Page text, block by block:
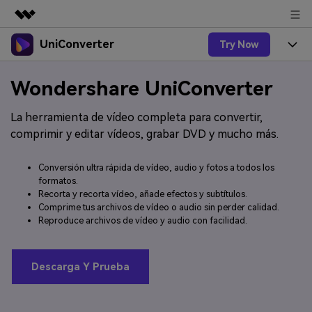
Productos destacados
Utilidades
Empresas
Quiénes somos
Tienda
Soporte
UniConverter Try Now
Productos
UniConverter-Convertidor de Video
UniConverter para Windows
UniConverter para Mac
Convertidor de video gratuito
AniSmall para Desktop
Características
Convertir con precisión de voz a
Nuevo
Convertidor de Video
inteligentes.
Popular
Donde hay deporte, está
UniConverter
Nuevo
Ofertas Educativas
Ayuda
Actualizar a VC17
COMPRAR
Wondershare UniConverter
La herramienta de vídeo completa para convertir,
comprimir y editar vídeos, grabar DVD y mucho más.
Conversión ultra rápida de vídeo, audio y fotos a todos los
formatos.
Recorta y recorta vídeo, añade efectos y subtítulos.
Comprime tus archivos de vídeo o audio sin perder calidad.
Reproduce archivos de vídeo y audio con facilidad.
Descarga Y Prueba